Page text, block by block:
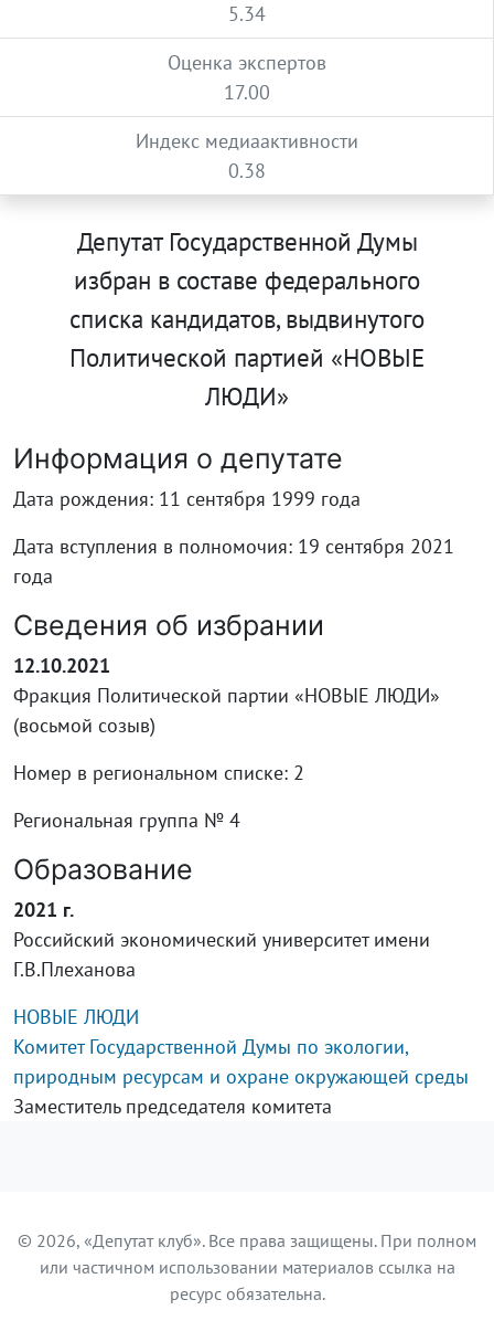
5.34
Оценка экспертов
17.00
Индекс медиаактивности
0.38
Депутат Государственной Думы
избран в составе федерального
списка кандидатов, выдвинутого
Политической партией «НОВЫЕ
ЛЮДИ»
Информация о депутате
Дата рождения: 11 сентября 1999 года
Дата вступления в полномочия: 19 сентября 2021
года
Сведения об избрании
12.10.2021
Фракция Политической партии «НОВЫЕ ЛЮДИ»
(восьмой созыв)
Номер в региональном списке: 2
Региональная группа № 4
Образование
2021 г.
Российский экономический университет имени
Г.В.Плеханова
НОВЫЕ ЛЮДИ
Комитет Государственной Думы по экологии,
природным ресурсам и охране окружающей среды
Заместитель председателя комитета
© 2026, «Депутат клуб». Все права защищены. При полном
или частичном использовании материалов ссылка на
ресурс обязательна.